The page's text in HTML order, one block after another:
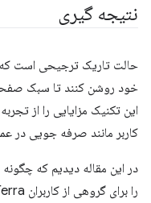
نتیجه گیری
حالت تاریک ترجیحی است که
خود روشن کنند تا سبک صفحه
این تکنیک مزایایی را از
کاربر مانند صرفه جویی در
در این مقاله دیدیم که